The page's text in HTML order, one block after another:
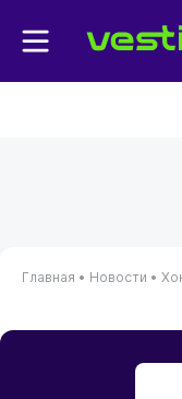
Главная • Новости •